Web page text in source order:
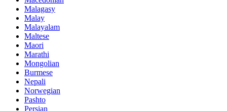
Malagasy
Malay
Malayalam
Maltese
Maori
Marathi
Mongolian
Burmese
Nepali
Norwegian
Pashto
Persian